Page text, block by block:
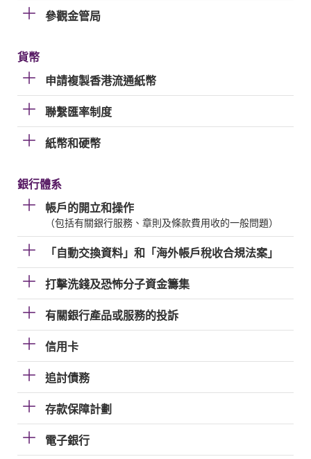
參觀金管局
貨幣
申請複製香港流通紙幣
聯繫匯率制度
紙幣和硬幣
銀行體系
帳戶的開立和操作
（包括有關銀行服務、章則及條款費用收的一般問題）
「自動交換資料」和「海外帳戶稅收合規法案」
打擊洗錢及恐怖分子資金籌集
有關銀行產品或服務的投訴
信用卡
追討債務
存款保障計劃
電子銀行